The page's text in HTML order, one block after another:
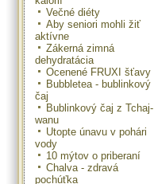
Večné diéty
Aby seniori mohli žiť
aktívne
Zákerná zimná
dehydratácia
Ocenené FRUXI šťavy
Bubbletea - bublinkový
čaj
Bublinkový čaj z Tchaj-
wanu
Utopte únavu v pohári
vody
10 mýtov o priberaní
Chalva - zdravá
pochúťka